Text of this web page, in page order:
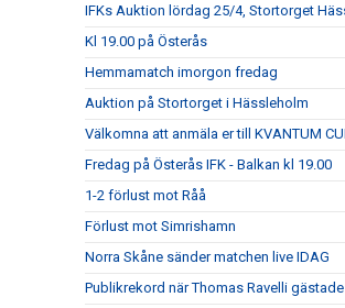
IFKs Auktion lördag 25/4, Stortorget
Kl 19.00 på Österås
Hemmamatch imorgon fredag
Auktion på Stortorget i Hässleholm
Välkomna att anmäla er till KVANTUM
Fredag på Österås IFK - Balkan kl 19.00
1-2 förlust mot Råå
Förlust mot Simrishamn
Norra Skåne sänder matchen live IDAG
Publikrekord när Thomas Ravelli